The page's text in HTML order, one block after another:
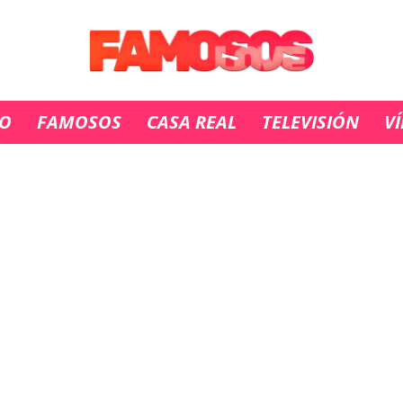
FAMOSOS CASA REAL TELEVISIÓN